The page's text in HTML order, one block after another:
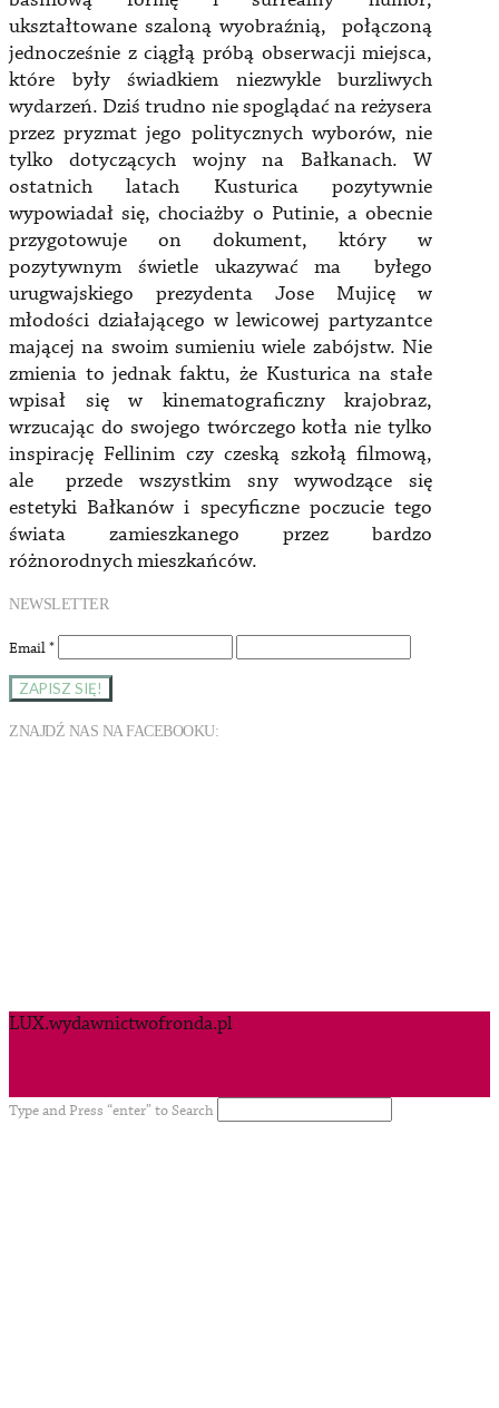
ukształtowane szaloną wyobraźnią, połączoną
jednocześnie z ciągłą próbą obserwacji miejsca,
które były świadkiem niezwykle burzliwych
wydarzeń. Dziś trudno nie spoglądać na reżysera
przez pryzmat jego politycznych wyborów, nie
tylko dotyczących wojny na Bałkanach. W
ostatnich latach Kusturica pozytywnie
wypowiadał się, chociażby o Putinie, a obecnie
przygotowuje on dokument, który w
pozytywnym świetle ukazywać ma byłego
urugwajskiego prezydenta Jose Mujicę w
młodości działającego w lewicowej partyzantce
mającej na swoim sumieniu wiele zabójstw. Nie
zmienia to jednak faktu, że Kusturica na stałe
wpisał się w kinematograficzny krajobraz,
wrzucając do swojego twórczego kotła nie tylko
inspirację Fellinim czy czeską szkołą filmową,
ale przede wszystkim sny wywodzące się
estetyki Bałkanów i specyficzne poczucie tego
świata zamieszkanego przez bardzo
różnorodnych mieszkańców.
NEWSLETTER
Email*
ZNAJDŹ NAS NA FACEBOOKU:
LUX.wydawnictwofronda.pl
Type and Press “enter” to Search